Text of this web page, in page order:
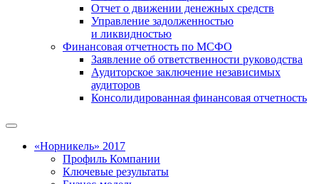
Отчет о движении денежных средств
Управление задолженностью
и ликвидностью
Финансовая отчетность по МСФО
Заявление об ответственности руководства
Аудиторское заключение независимых
аудиторов
Консолидированная финансовая отчетность
«Норникель» 2017
Профиль Компании
Ключевые результаты